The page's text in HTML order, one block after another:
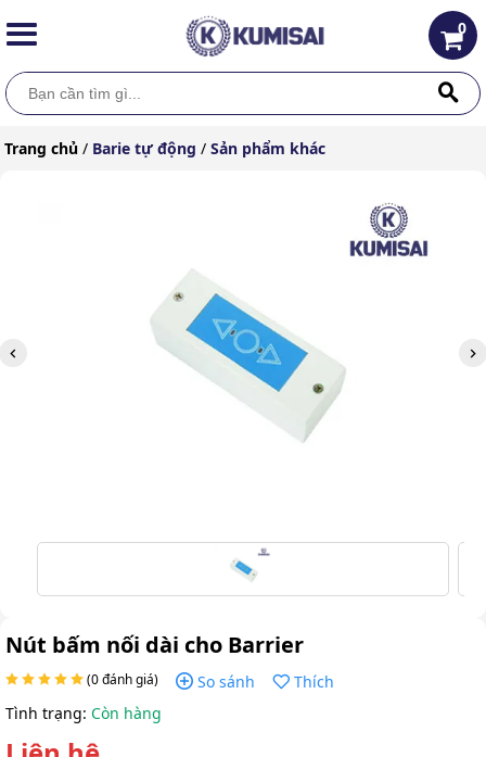
0
Trang chủ / Barie tự động / Sản phẩm khác
Nút bấm nối dài cho Barrier
(0 đánh giá) So sánh
Thích
Tình trạng: Còn hàng